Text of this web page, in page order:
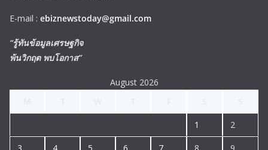
E-mail : ebiznewstoday@gmail.com
“รู้ทันข้อมูลเศรษฐกิจ
พ้นวิกฤต พบโอกาส”
August 2026
1 2
3 4 5 6 7 8 9